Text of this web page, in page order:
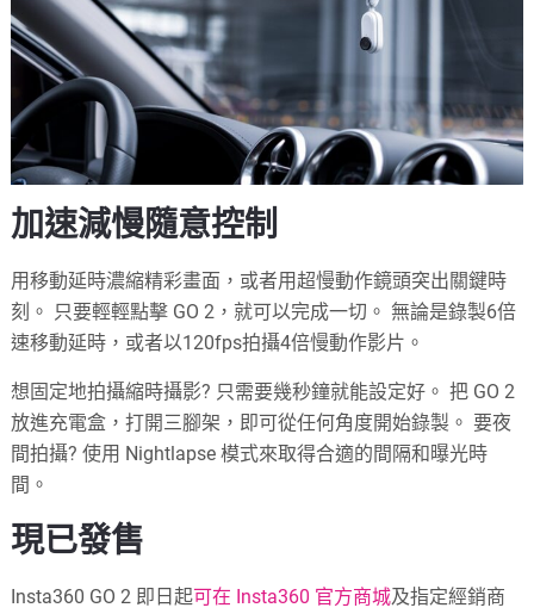
加速減慢隨意控制
用移動延時濃縮精彩畫面，或者用超慢動作鏡頭突出關鍵時
刻。 只要輕輕點擊 GO 2，就可以完成一切。 無論是錄製6倍
速移動延時，或者以120fps拍攝4倍慢動作影片。
想固定地拍攝縮時攝影? 只需要幾秒鐘就能設定好。 把 GO 2
放進充電盒，打開三腳架，即可從任何角度開始錄製。 要夜
間拍攝? 使用 Nightlapse 模式來取得合適的間隔和曝光時
間。
現已發售
Insta360 GO 2 即日起可在 Insta360 官方商城及指定經銷商